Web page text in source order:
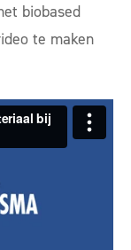
biobased
te maken